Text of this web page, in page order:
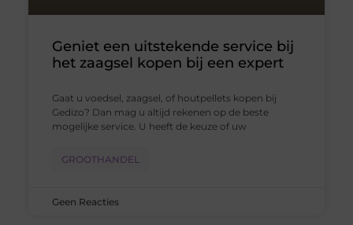
Geniet een uitstekende service bij
het zaagsel kopen bij een expert
Gaat u voedsel, zaagsel, of houtpellets kopen bij
Gedizo? Dan mag u altijd rekenen op de beste
mogelijke service. U heeft de keuze of uw
GROOTHANDEL
Geen Reacties